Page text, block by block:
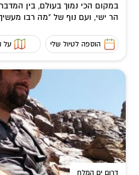
במקום הכי נמוך בעולם, בין
הר ישי, ועם נוף של "מה רבו
הוספה לטיול שלי על
דרום ים המלח